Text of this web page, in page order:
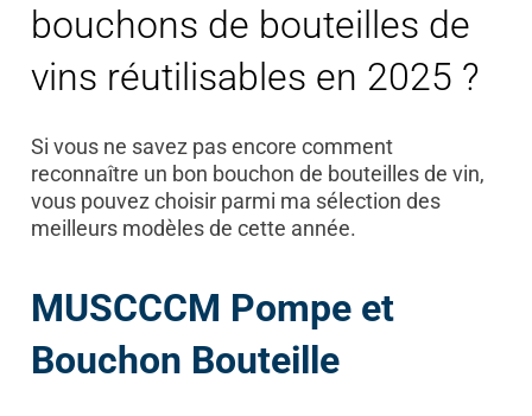
bouchons de bouteilles de
vins réutilisables en 2025 ?
Si vous ne savez pas encore comment
reconnaître un bon bouchon de bouteilles de vin,
vous pouvez choisir parmi ma sélection des
meilleurs modèles de cette année.
MUSCCCM Pompe et
Bouchon Bouteille